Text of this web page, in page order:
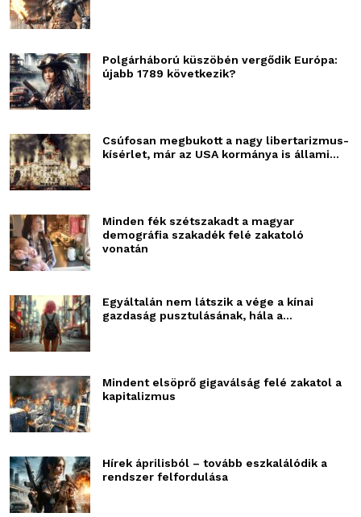
Polgárháború küszöbén vergődik Európa:
újabb 1789 következik?
Csúfosan megbukott a nagy libertarizmus-
kísérlet, már az USA kormánya is állami...
Minden fék szétszakadt a magyar
demográfia szakadék felé zakatoló
vonatán
Egyáltalán nem látszik a vége a kínai
gazdaság pusztulásának, hála a...
Mindent elsöprő gigaválság felé zakatol a
kapitalizmus
Hírek áprilisból – tovább eszkalálódik a
rendszer felfordulása